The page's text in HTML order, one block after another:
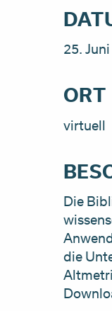
25.
ORT
virtuell
Die
die